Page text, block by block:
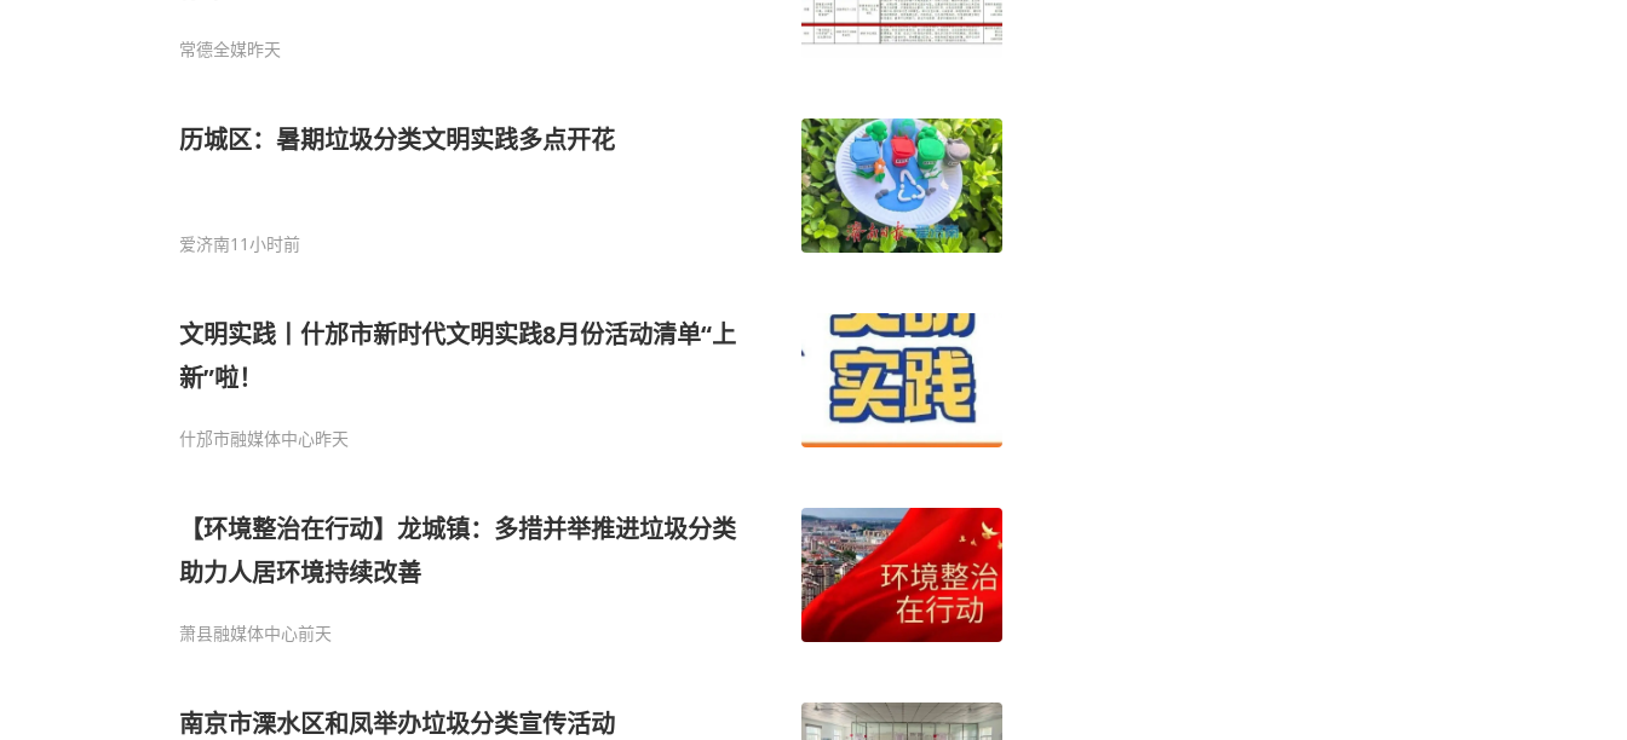
常德全媒昨天
历城区：暑期垃圾分类文明实践多点开花
爱济南11小时前
文明实践丨什邡市新时代文明实践8月份活动清单“上
新”啦！
什邡市融媒体中心昨天
【环境整治在行动】龙城镇：多措并举推进垃圾分类
助力人居环境持续改善
萧县融媒体中心前天
南京市溧水区和凤举办垃圾分类宣传活动